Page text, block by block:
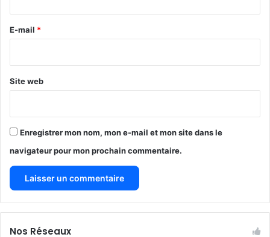
e
E-mail *
Site web
Enregistrer mon nom, mon e-mail et mon site dans le
navigateur pour mon prochain commentaire.
Nos Réseaux